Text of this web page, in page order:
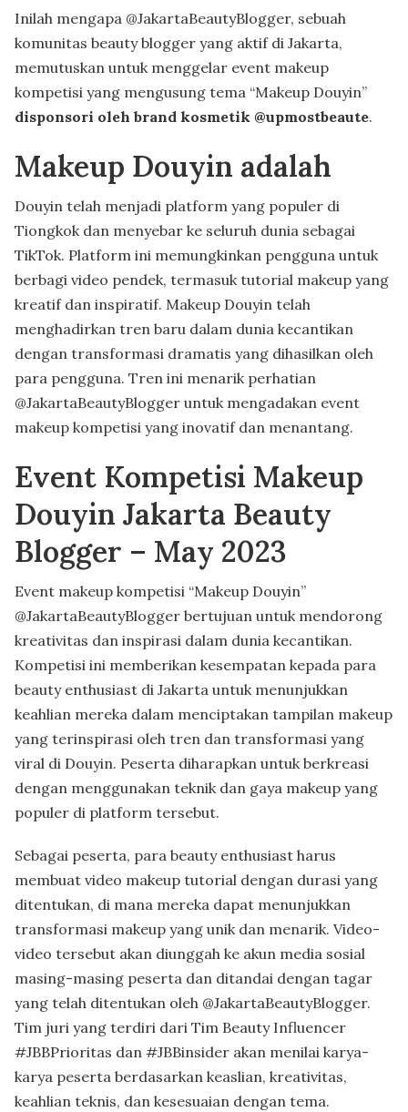
Inilah mengapa @JakartaBeautyBlogger, sebuah
komunitas beauty blogger yang aktif di Jakarta,
memutuskan untuk menggelar event makeup
kompetisi yang mengusung tema “Makeup Douyin”
disponsori oleh brand kosmetik @upmostbeaute.
Makeup Douyin adalah
Douyin telah menjadi platform yang populer di
Tiongkok dan menyebar ke seluruh dunia sebagai
TikTok. Platform ini memungkinkan pengguna untuk
berbagi video pendek, termasuk tutorial makeup yang
kreatif dan inspiratif. Makeup Douyin telah
menghadirkan tren baru dalam dunia kecantikan
dengan transformasi dramatis yang dihasilkan oleh
para pengguna. Tren ini menarik perhatian
@JakartaBeautyBlogger untuk mengadakan event
makeup kompetisi yang inovatif dan menantang.
Event Kompetisi Makeup
Douyin Jakarta Beauty
Blogger – May 2023
Event makeup kompetisi “Makeup Douyin”
@JakartaBeautyBlogger bertujuan untuk mendorong
kreativitas dan inspirasi dalam dunia kecantikan.
Kompetisi ini memberikan kesempatan kepada para
beauty enthusiast di Jakarta untuk menunjukkan
keahlian mereka dalam menciptakan tampilan makeup
yang terinspirasi oleh tren dan transformasi yang
viral di Douyin. Peserta diharapkan untuk berkreasi
dengan menggunakan teknik dan gaya makeup yang
populer di platform tersebut.
Sebagai peserta, para beauty enthusiast harus
membuat video makeup tutorial dengan durasi yang
ditentukan, di mana mereka dapat menunjukkan
transformasi makeup yang unik dan menarik. Video-
video tersebut akan diunggah ke akun media sosial
masing-masing peserta dan ditandai dengan tagar
yang telah ditentukan oleh @JakartaBeautyBlogger.
Tim juri yang terdiri dari Tim Beauty Influencer
#JBBPrioritas dan #JBBinsider akan menilai karya-
karya peserta berdasarkan keaslian, kreativitas,
keahlian teknis, dan kesesuaian dengan tema.